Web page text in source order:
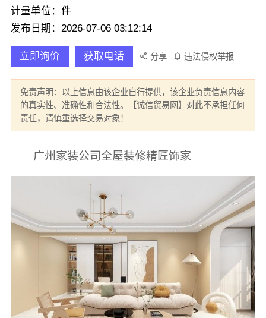
计量单位：件
发布日期：2026-07-06 03:12:14
立即询价 获取电话 分享 违法侵权举报
免责声明：以上信息由该企业自行提供，该企业负责信息内容
的真实性、准确性和合法性。【诚信贸易网】对此不承担任何
责任，请慎重选择交易对象！
广州家装公司全屋装修精匠饰家